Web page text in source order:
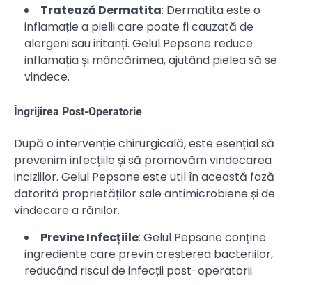
Tratează Dermatita: Dermatita este o
inflamație a pielii care poate fi cauzată de
alergeni sau iritanți. Gelul Pepsane reduce
inflamația și mâncărimea, ajutând pielea să se
vindece.
Îngrijirea Post-Operatorie
După o intervenție chirurgicală, este esențial să
prevenim infecțiile și să promovăm vindecarea
inciziilor. Gelul Pepsane este util în această fază
datorită proprietăților sale antimicrobiene și de
vindecare a rănilor.
Previne Infecțiile: Gelul Pepsane conține
ingrediente care previn creșterea bacteriilor,
reducând riscul de infecții post-operatorii.